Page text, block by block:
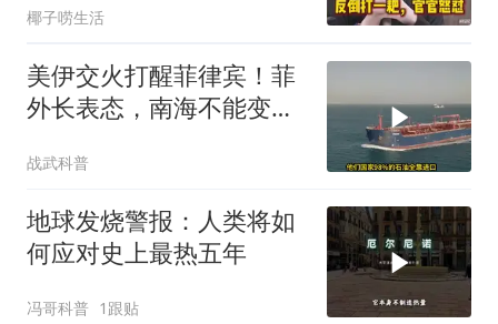
椰子唠生活
美伊交火打醒菲律宾！菲
外长表态，南海不能变成
战武科普
地球发烧警报：人类将如
何应对史上最热五年
冯哥科普 1跟贴